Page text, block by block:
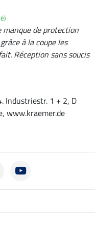
de protection
à la coupe les
Réception sans soucis
Industriestr. 1 + 2, D
www.kraemer.de